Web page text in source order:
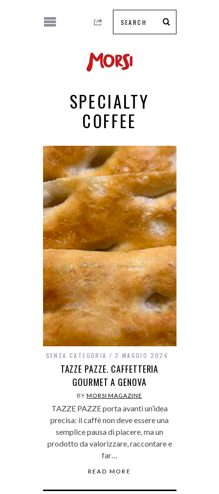
SPECIALTY
COFFEE
SENZA CATEGORIA 2 MAGGIO 2026
TAZZE PAZZE. CAFFETTERIA
GOURMET A GENOVA
BYMORSI MAGAZINE
TAZZE PAZZE porta avanti un’idea
precisa: il caffè non deve essere una
semplice pausa di piacere, ma un
prodotto da valorizzare, raccontare e
far…
READ MORE